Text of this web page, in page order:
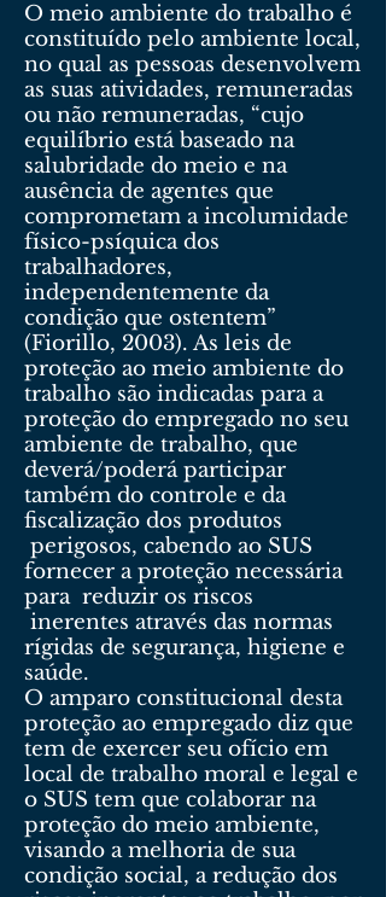
O meio ambiente do trabalho é
constituído pelo ambiente local,
no qual as pessoas desenvolvem
as suas atividades, remuneradas
ou não remuneradas, “cujo
equilíbrio está baseado na
salubridade do meio e na
ausência de agentes que
comprometam a incolumidade
físico-psíquica dos
trabalhadores,
independentemente da
condição que ostentem”
(Fiorillo, 2003). As leis de
proteção ao meio ambiente do
trabalho são indicadas para a
proteção do empregado no seu
ambiente de trabalho, que
deverá/poderá participar
também do controle e da
fiscalização dos produtos
perigosos, cabendo ao SUS
fornecer a proteção necessária
para reduzir os riscos
inerentes através das normas
rígidas de segurança, higiene e
saúde.
O amparo constitucional desta
proteção ao empregado diz que
tem de exercer seu ofício em
local de trabalho moral e legal e
o SUS tem que colaborar na
proteção do meio ambiente,
visando a melhoria de sua
condição social, a redução dos